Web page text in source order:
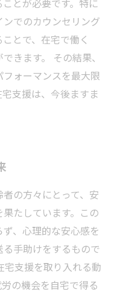
とが必要です。特に
でのカウンセリング
とで、在宅で働く
きます。 その結果、
ォーマンスを最大限
支援は、今後ますま
の方々にとって、安
たしています。この
、心理的な安心感を
手助けをするもので
宅支援を取り入れる動
の機会を自宅で得る